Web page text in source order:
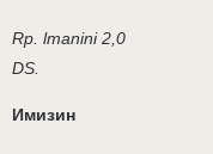
Rp. lmanini 2,0
DS.
Имизин